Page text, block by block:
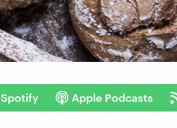
Spotify Apple Podcasts